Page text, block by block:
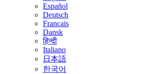
Español
Deutsch
Français
Dansk
हिन्दी
Italiano
日本語
한국어